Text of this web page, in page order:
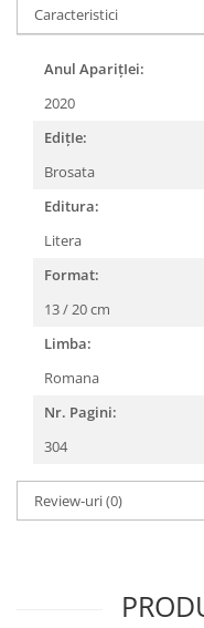
Caracteristici
Anul AparițIei:
2020
EdițIe:
Brosata
Editura:
Litera
Format:
13 / 20 cm
Limba:
Romana
Nr. Pagini:
304
Review-uri(0)